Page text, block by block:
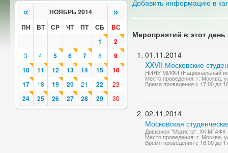
« НОЯБРЬ 2014 »
ПН ВТ СР ЧТ ПТ СБ
ВС
1
2
3 4 5 6 7 8
9
10
11 12 13 14 15
16
17
18 19 20 21 22 23
24 25 26 27 28 29 30
Добавить информацию в
Мероприятий в этот день
01.11.2014
XXVII Московские
НИЯУ МИФИ (Национальный
Место проведения: г. Москва,
Время проведения с 17:00 до
02.11.2014
Московская
Дивизион "Магистр". ХК
Место проведения: г. Москва,
Время проведения с 16:00 до